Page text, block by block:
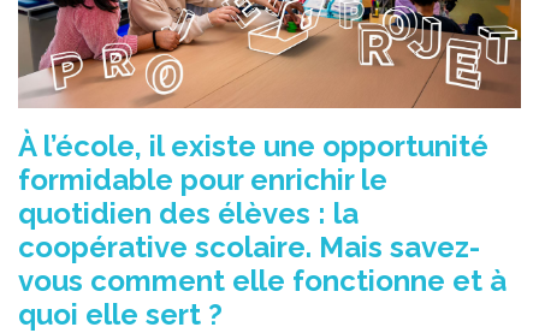
À l’école, il existe une opportunité
formidable pour enrichir le
quotidien des élèves : la
coopérative scolaire. Mais savez-
vous comment elle fonctionne et à
quoi elle sert ?